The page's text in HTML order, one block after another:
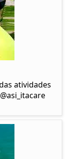
atividades